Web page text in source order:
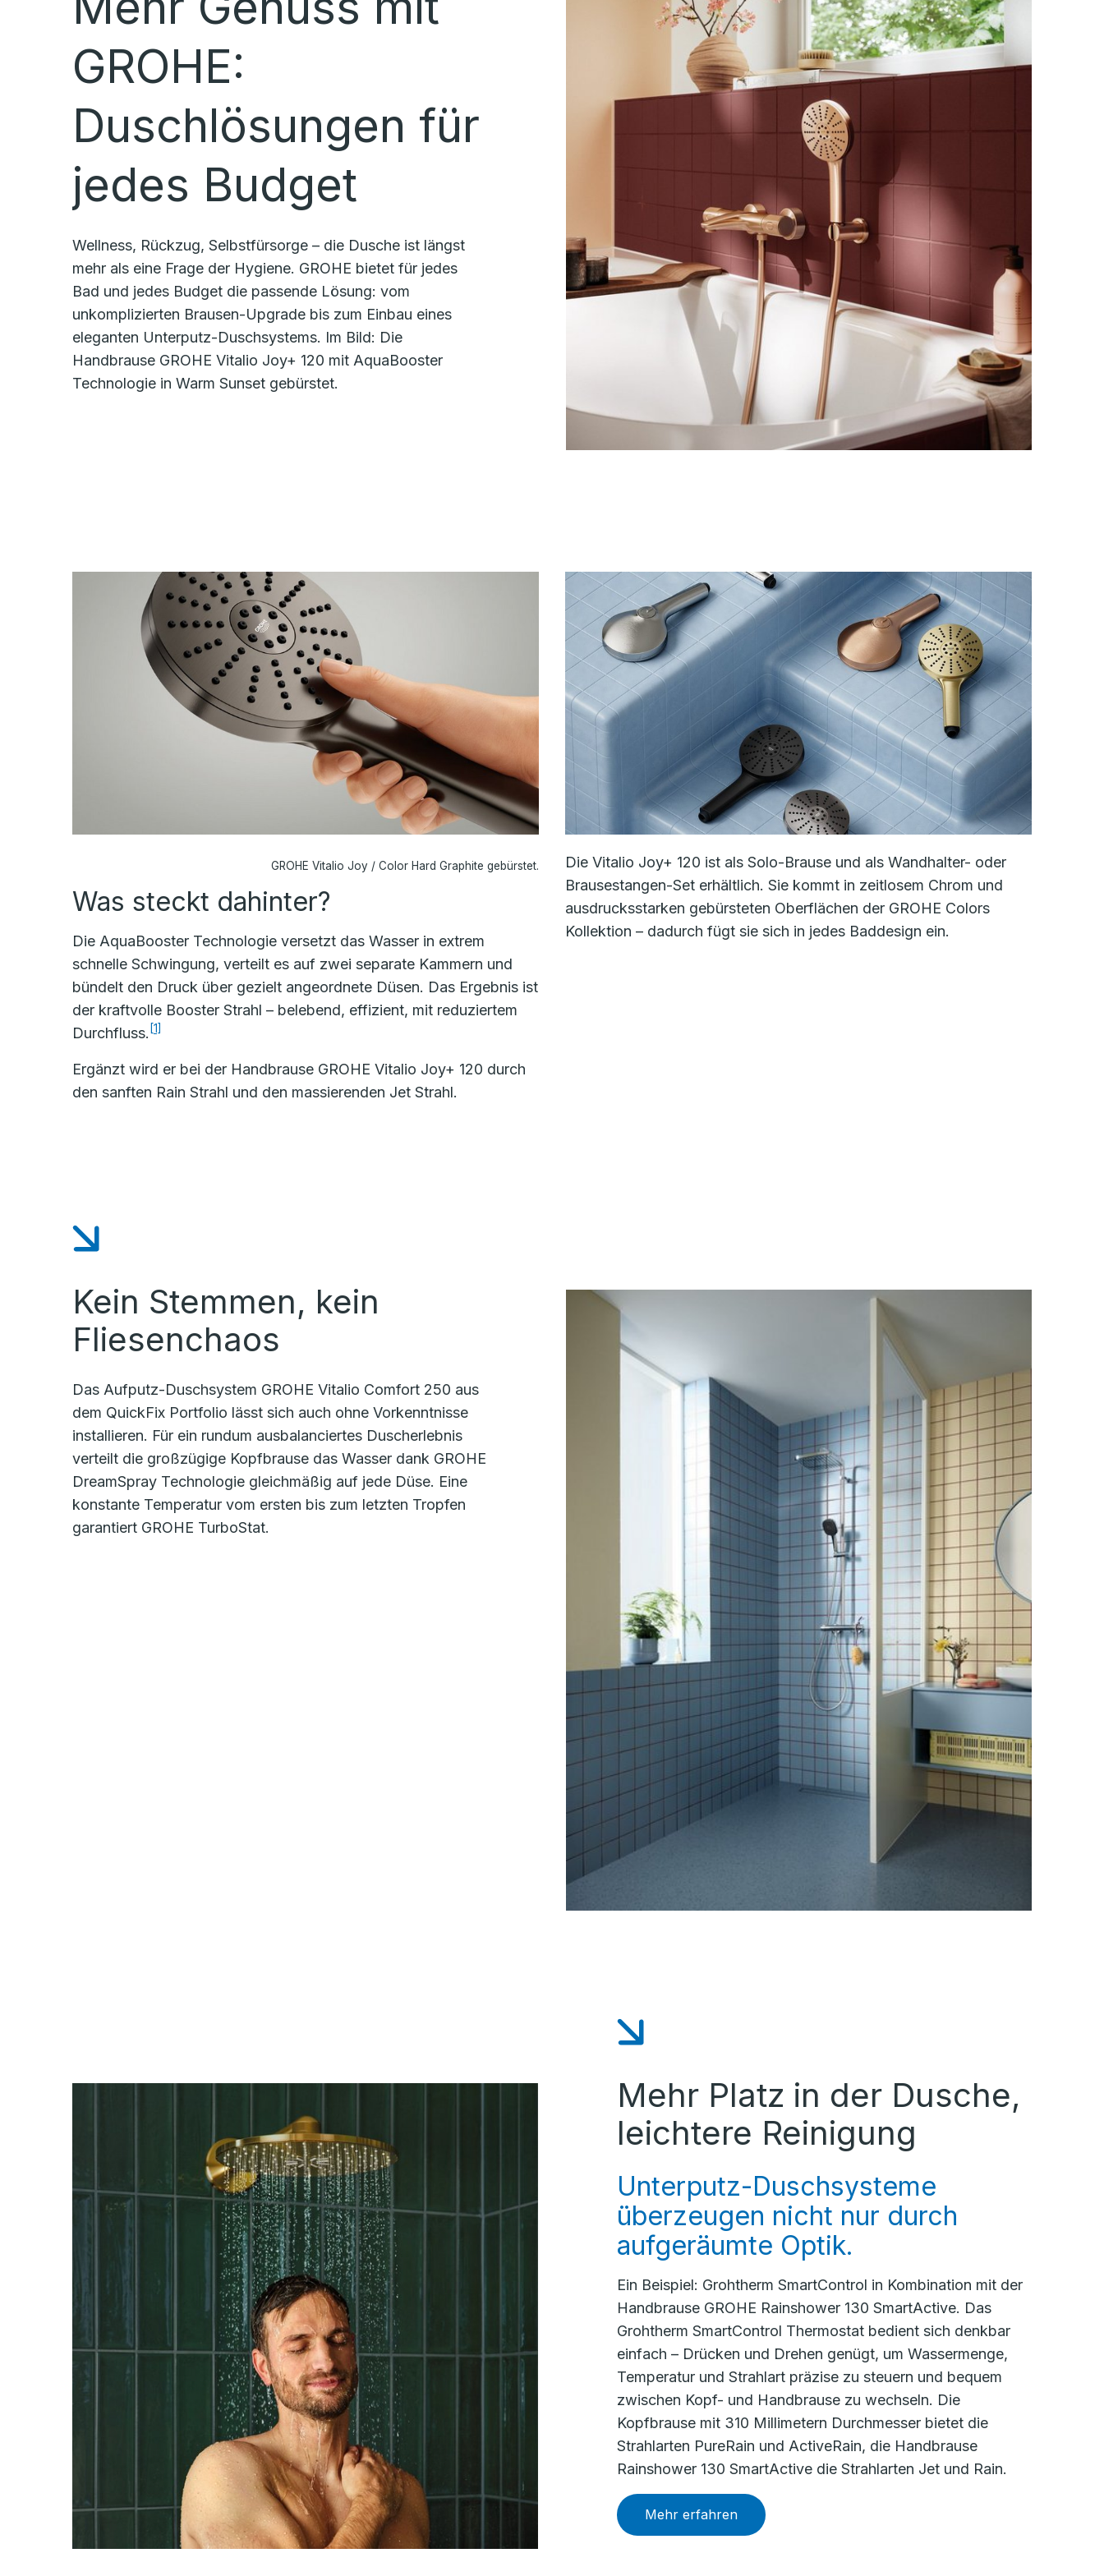
GROHE:
Duschlösungen für
jedes Budget
Wellness, Rückzug, Selbstfürsorge – die Dusche ist längst
mehr als eine Frage der Hygiene. GROHE bietet für jedes
Bad und jedes Budget die passende Lösung: vom
unkomplizierten Brausen-Upgrade bis zum Einbau eines
eleganten Unterputz-Duschsystems. Im Bild: Die
Handbrause GROHE Vitalio Joy+ 120 mit AquaBooster
Technologie in Warm Sunset gebürstet.
GROHE Vitalio Joy / Color Hard Graphite gebürstet.
Was steckt dahinter?
Die AquaBooster Technologie versetzt das Wasser in extrem
schnelle Schwingung, verteilt es auf zwei separate Kammern und
bündelt den Druck über gezielt angeordnete Düsen. Das Ergebnis ist
der kraftvolle Booster Strahl – belebend, effizient, mit reduziertem
Durchfluss. [1]
Ergänzt wird er bei der Handbrause GROHE Vitalio Joy+ 120 durch
den sanften Rain Strahl und den massierenden Jet Strahl.
Die Vitalio Joy+ 120 ist als Solo-Brause und als Wandhalter- oder
Brausestangen-Set erhältlich. Sie kommt in zeitlosem Chrom und
ausdrucksstarken gebürsteten Oberflächen der GROHE Colors
Kollektion – dadurch fügt sie sich in jedes Baddesign ein.
Kein Stemmen, kein
Fliesenchaos
Das Aufputz-Duschsystem GROHE Vitalio Comfort 250 aus
dem QuickFix Portfolio lässt sich auch ohne Vorkenntnisse
installieren. Für ein rundum ausbalanciertes Duscherlebnis
verteilt die großzügige Kopfbrause das Wasser dank GROHE
DreamSpray Technologie gleichmäßig auf jede Düse. Eine
konstante Temperatur vom ersten bis zum letzten Tropfen
garantiert GROHE TurboStat.
Mehr Platz in der Dusche,
leichtere Reinigung
Unterputz-Duschsysteme
überzeugen nicht nur durch
aufgeräumte Optik.
Ein Beispiel: Grohtherm SmartControl in Kombination mit der
Handbrause GROHE Rainshower 130 SmartActive. Das
Grohtherm SmartControl Thermostat bedient sich denkbar
einfach – Drücken und Drehen genügt, um Wassermenge,
Temperatur und Strahlart präzise zu steuern und bequem
zwischen Kopf- und Handbrause zu wechseln. Die
Kopfbrause mit 310 Millimetern Durchmesser bietet die
Strahlarten PureRain und ActiveRain, die Handbrause
Rainshower 130 SmartActive die Strahlarten Jet und Rain.
Mehr erfahren